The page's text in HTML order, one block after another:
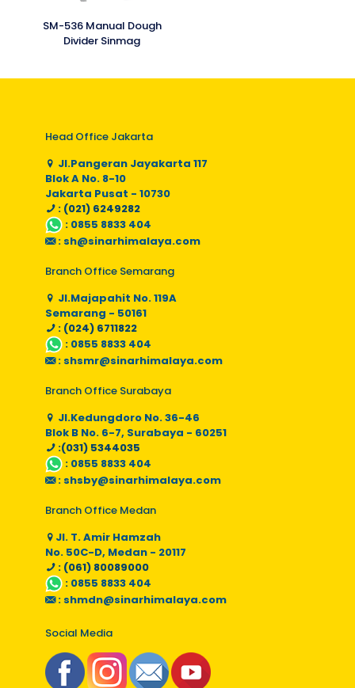
SM-536 Manual Dough
Divider Sinmag
Head Office Jakarta
Jl.Pangeran Jayakarta 117
Blok A No. 8-10
Jakarta Pusat - 10730
: (021) 6249282
: 0855 8833 404
: sh@sinarhimalaya.com
Branch Office Semarang
Jl.Majapahit No. 119A
Semarang - 50161
: (024) 6711822
: 0855 8833 404
: shsmr@sinarhimalaya.com
Branch Office Surabaya
Jl.Kedungdoro No. 36-46
Blok B No. 6-7, Surabaya - 60251
:(031) 5344035
: 0855 8833 404
: shsby@sinarhimalaya.com
Branch Office Medan
Jl. T. Amir Hamzah
No. 50C-D, Medan - 20117
: (061) 80089000
: 0855 8833 404
: shmdn@sinarhimalaya.com
Social Media